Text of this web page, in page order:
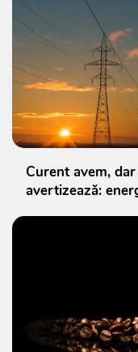
Curent avem,
avertizează: